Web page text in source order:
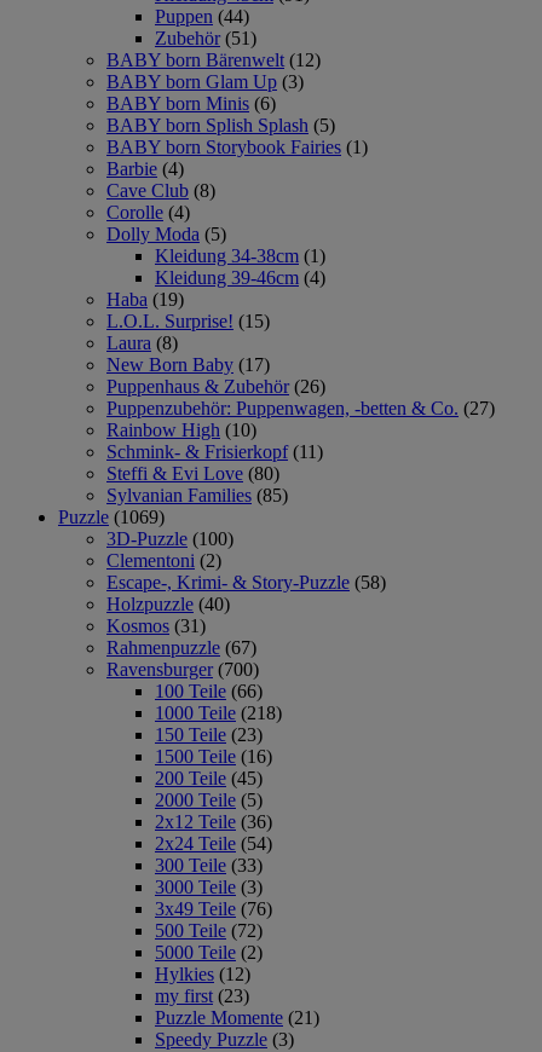
Puppen (44)
Zubehör (51)
BABY born Bärenwelt (12)
BABY born Glam Up (3)
BABY born Minis (6)
BABY born Splish Splash (5)
BABY born Storybook Fairies (1)
Barbie (4)
Cave Club (8)
Corolle (4)
Dolly Moda (5)
Kleidung 34-38cm (1)
Kleidung 39-46cm (4)
Haba (19)
L.O.L. Surprise! (15)
Laura (8)
New Born Baby (17)
Puppenhaus & Zubehör (26)
Puppenzubehör: Puppenwagen, -betten & Co. (27)
Rainbow High (10)
Schmink- & Frisierkopf (11)
Steffi & Evi Love (80)
Sylvanian Families (85)
Puzzle (1069)
3D-Puzzle (100)
Clementoni (2)
Escape-, Krimi- & Story-Puzzle (58)
Holzpuzzle (40)
Kosmos (31)
Rahmenpuzzle (67)
Ravensburger (700)
100 Teile (66)
1000 Teile (218)
150 Teile (23)
1500 Teile (16)
200 Teile (45)
2000 Teile (5)
2x12 Teile (36)
2x24 Teile (54)
300 Teile (33)
3000 Teile (3)
3x49 Teile (76)
500 Teile (72)
5000 Teile (2)
Hylkies (12)
my first (23)
Puzzle Momente (21)
Speedy Puzzle (3)